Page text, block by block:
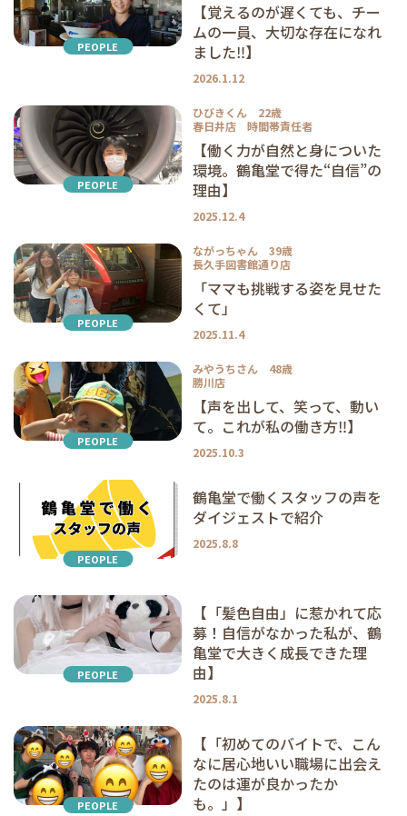
PEOPLE
【覚えるのが遅くても、チー
ムの一員、大切な存在になれ
ました‼】
2026.1.12
PEOPLE
ひびきくん 22歳
春日井店 時間帯責任者
【働く力が自然と身についた
環境。鶴亀堂で得た“自信”の
理由】
2025.12.4
PEOPLE
ながっちゃん 39歳
長久手図書館通り店
「ママも挑戦する姿を見せた
くて」
2025.11.4
PEOPLE
みやうちさん 48歳
勝川店
【声を出して、笑って、動い
て。これが私の働き方‼】
2025.10.3
PEOPLE
鶴亀堂で働くスタッフの声を
ダイジェストで紹介
2025.8.8
PEOPLE
【「髪色自由」に惹かれて応
募！自信がなかった私が、鶴
亀堂で大きく成長できた理
由】
2025.8.1
PEOPLE
【「初めてのバイトで、こん
なに居心地いい職場に出会え
たのは運が良かったか
も。」】